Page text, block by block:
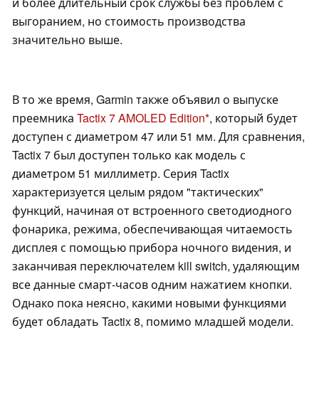
выгоранием, но стоимость производства
значительно выше.
В то же время, Garmin также объявил о выпуске
преемника Tactix 7 AMOLED Edition , который будет
доступен с диаметром 47 или 51 мм. Для сравнения,
Tactix 7 был доступен только как модель с
диаметром 51 миллиметр. Серия Tactix
характеризуется целым рядом "тактических"
функций, начиная от встроенного светодиодного
фонарика, режима, обеспечивающая читаемость
дисплея с помощью прибора ночного видения, и
заканчивая переключателем kill switch, удаляющим
все данные смарт-часов одним нажатием кнопки.
Однако пока неясно, какими новыми функциями
будет обладать Tactix 8, помимо младшей модели.